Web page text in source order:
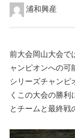
浦和興産
前大会岡山大会で
ャンピオンへの可
シリーズチャンピ
くこの大会の勝利
とチームと最終戦